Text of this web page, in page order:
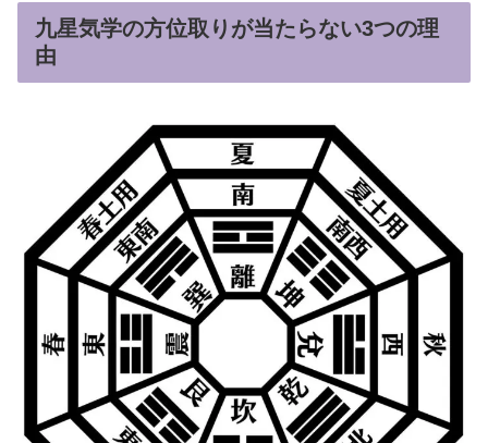
九星気学の方位取りが当たらない3つの理
由